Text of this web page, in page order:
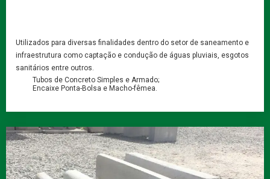
Utilizados para diversas finalidades dentro do setor de saneamento e
infraestrutura como captação e condução de águas pluviais, esgotos
sanitários entre outros.
Tubos de Concreto Simples e Armado;
Encaixe Ponta-Bolsa e Macho-fêmea.